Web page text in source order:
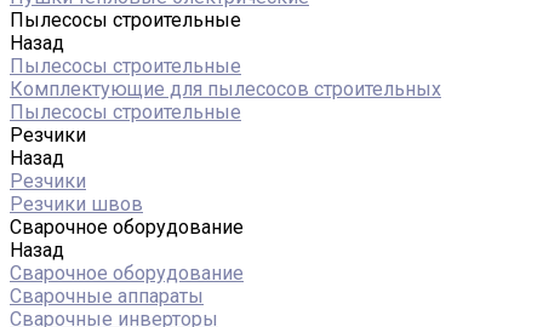
Пылесосы строительные
Назад
Пылесосы строительные
Комплектующие для пылесосов строительных
Пылесосы строительные
Резчики
Назад
Резчики
Резчики швов
Сварочное оборудование
Назад
Сварочное оборудование
Сварочные аппараты
Сварочные инверторы